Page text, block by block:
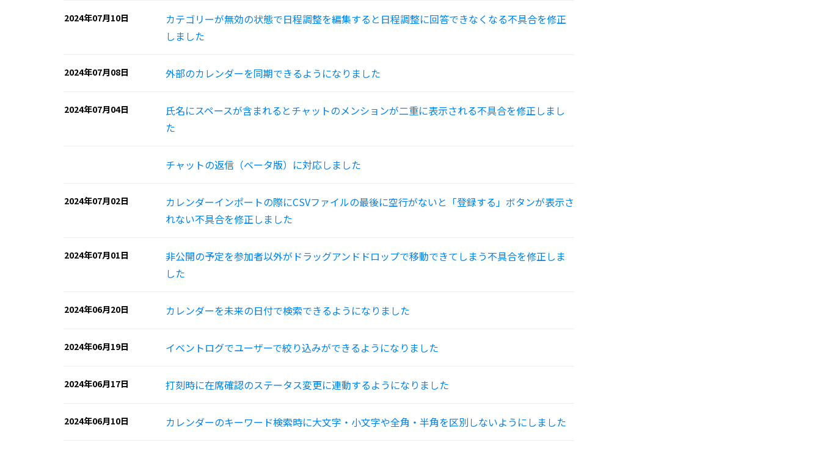
2024年07月10日
カテゴリーが無効の状態で日程調整を編集すると日程調整に回答できなくなる不具合を修正
しました
2024年07月08日 外部のカレンダーを同期できるようになりました
2024年07月04日
氏名にスペースが含まれるとチャットのメンションが二重に表示される不具合を修正しまし
た
チャットの返信（ベータ版）に対応しました
2024年07月02日
カレンダーインポートの際にCSVファイルの最後に空行がないと「登録する」ボタンが表示さ
れない不具合を修正しました
2024年07月01日
非公開の予定を参加者以外がドラッグアンドドロップで移動できてしまう不具合を修正しま
した
2024年06月20日 カレンダーを未来の日付で検索できるようになりました
2024年06月19日 イベントログでユーザーで絞り込みができるようになりました
2024年06月17日 打刻時に在席確認のステータス変更に連動するようになりました
2024年06月10日 カレンダーのキーワード検索時に大文字・小文字や全角・半角を区別しないようにしました